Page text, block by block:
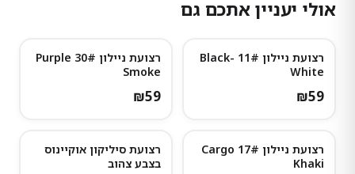
אולי יעניין אתכם גם
רצועת ניילון 11# Black-
White
₪59
רצועת ניילון 30# Purple
Smoke
₪59
רצועת ניילון 17# Cargo
Khaki
רצועת סיליקון אוקיינוס
בצבע צהוב